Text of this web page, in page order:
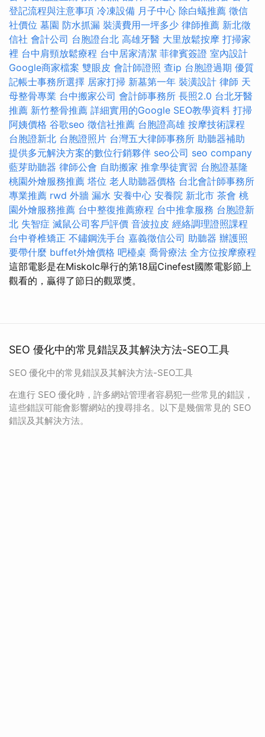
登記流程與注意事項 冷凍設備 月子中心 除白蟻推薦 徵信
社價位 墓園 防水抓漏 裝潢費用一坪多少 律師推薦 新北徵
信社 會計公司 台胞證台北 高雄牙醫 大里放鬆按摩 打掃家
裡 台中肩頸放鬆療程 台中居家清潔 菲律賓簽證 室內設計
Google商家檔案 雙眼皮 會計師證照 查ip 台胞證過期 優質
記帳士事務所選擇 居家打掃 新墓第一年 裝潢設計 律師 天
母整骨專業 台中搬家公司 會計師事務所 長照2.0 台北牙醫
推薦 新竹整骨推薦 詳細實用的Google SEO教學資料 打掃
阿姨價格 谷歌seo 徵信社推薦 台胞證高雄 按摩技術課程
台胞證新北 台胞證照片 台灣五大律師事務所 助聽器補助
提供多元解決方案的數位行銷夥伴 seo公司 seo company
藍芽助聽器 律師公會 自助搬家 推拿學徒實習 台胞證基隆
桃園外燴服務推薦 塔位 老人助聽器價格 台北會計師事務所
專業推薦 rwd 外牆 漏水 安養中心 安養院 新北市 茶會 桃
園外燴服務推薦 台中整復推薦療程 台中推拿服務 台胞證新
北 失智症 滅鼠公司客戶評價 音波拉皮 經絡調理證照課程
台中脊椎矯正 不鏽鋼洗手台 嘉義徵信公司 助聽器 辦護照
要帶什麼 buffet外燴價格 吧檯桌 喬骨療法 全方位按摩療程
這部電影是在Miskolc舉行的第18屆Cinefest國際電影節上
觀看的，贏得了節日的觀眾獎。
SEO 優化中的常見錯誤及其解決方法-SEO工具
SEO 優化中的常見錯誤及其解決方法-SEO工具
在進行 SEO 優化時，許多網站管理者容易犯一些常見的錯誤，
這些錯誤可能會影響網站的搜尋排名。以下是幾個常見的 SEO
錯誤及其解決方法。